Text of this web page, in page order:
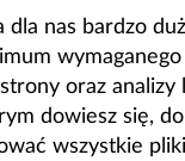
nas bardzo
oraz
dowiesz się,
wszystkie